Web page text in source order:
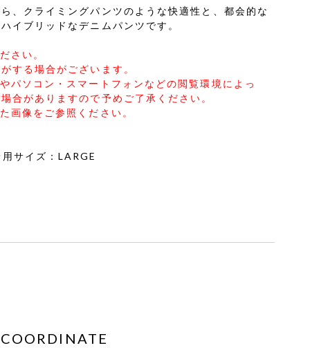
、クライミングパンツのような快適性と、都会的な
イブリッドなデニムパンツです。
さい。
する場合がございます。
パソコン・スマートフォンなどの閲覧環境によっ
合がありますので予めご了承ください。
画像をご参照ください。
サイズ：LARGE
COORDINATE